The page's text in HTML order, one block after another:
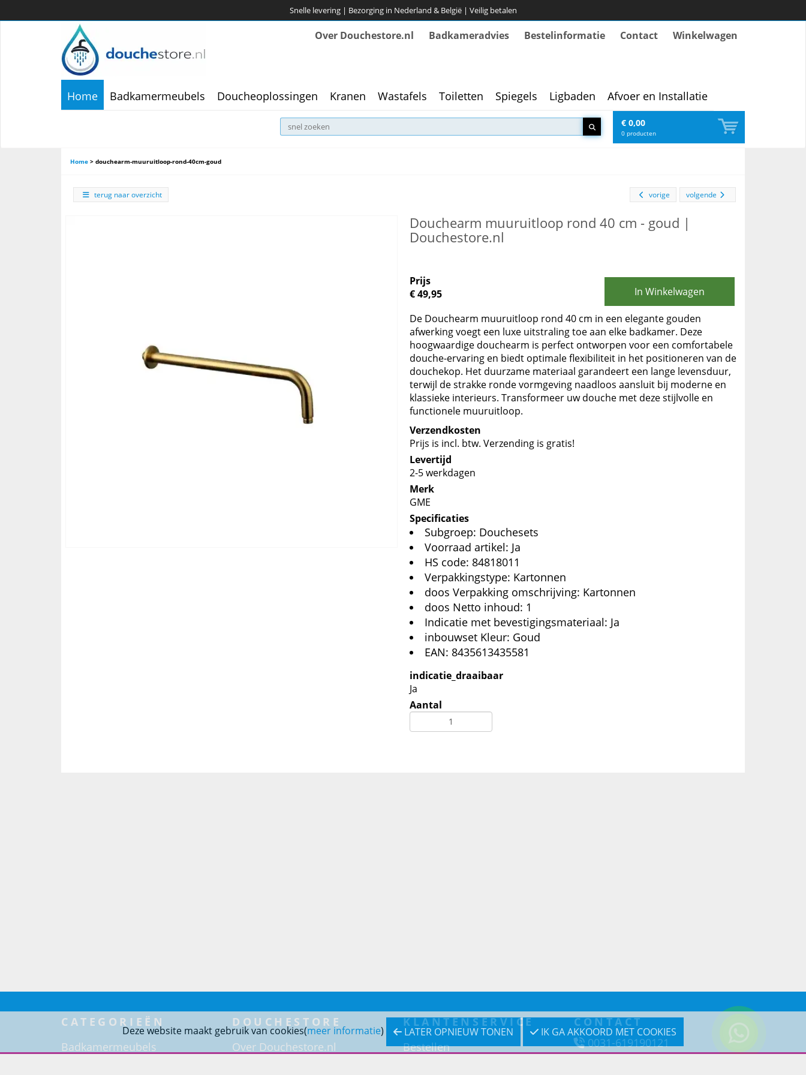
Snelle levering | Bezorging in Nederland & België | Veilig betalen
Over Douchestore.nl Badkameradvies Bestelinformatie Contact Winkelwagen
Home Badkamermeubels Doucheoplossingen Kranen Wastafels Toiletten Spiegels Ligbaden Afvoer en Installatie
€ 0,00
0 producten
Home > douchearm-muuruitloop-rond-40cm-goud
terug naar overzicht volgende
vorige
Douchearm muuruitloop rond 40 cm - goud |
Douchestore.nl
Prijs
€ 49,95
In Winkelwagen
De Douchearm muuruitloop rond 40 cm in een elegante gouden
afwerking voegt een luxe uitstraling toe aan elke badkamer. Deze
hoogwaardige douchearm is perfect ontworpen voor een comfortabele
douche-ervaring en biedt optimale flexibiliteit in het positioneren van de
douchekop. Het duurzame materiaal garandeert een lange levensduur,
terwijl de strakke ronde vormgeving naadloos aansluit bij moderne en
klassieke interieurs. Transformeer uw douche met deze stijlvolle en
functionele muuruitloop.
Verzendkosten
Prijs is incl. btw. Verzending is gratis!
Levertijd
2-5 werkdagen
Merk
GME
Specificaties
Subgroep: Douchesets
Voorraad artikel: Ja
HS code: 84818011
Verpakkingstype: Kartonnen
doos Verpakking omschrijving: Kartonnen
doos Netto inhoud: 1
Indicatie met bevestigingsmateriaal: Ja
inbouwset Kleur: Goud
EAN: 8435613435581
indicatie_draaibaar
Ja
Aantal
Deze website maakt gebruik van cookies(meer informatie) LATER OPNIEUW TONEN IK GA AKKOORD MET COOKIES
CATEGORIEËN
Badkamermeubels
DOUCHESTORE
Over Douchestore.nl
KLANTENSERVICE
Bestellen
CONTACT
0031-619190121